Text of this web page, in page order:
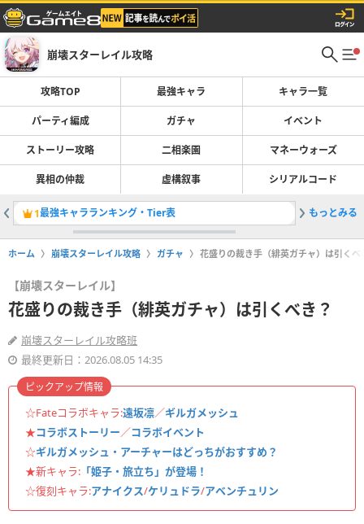
崩壊スターレイル攻略
攻略TOP 最強キャラ キャラ一覧
パーティ編成 ガチャ イベント
ストーリー攻略 二相楽園 マネーウォーズ
異相の仲裁 虚構叙事 シリアルコード
1最強キャラランキング・Tier表 2姫子・
もっとみる
ホーム 崩壊スターレイル攻略 ガチャ 花盛りの裁き手（緋英ガチャ）は引くべ
【崩壊スターレイル】
花盛りの裁き手（緋英ガチャ）は引くべき？
崩壊スターレイル攻略班
最終更新日：2026.08.05 14:35
☆Fateコラボキャラ:遠坂凛／ギルガメッシュ
★コラボストーリー／コラボイベント
☆ギルガメッシュ・アーチャーはどっちがおすすめ？
★新キャラ: 「姫子・旅立ち」が登場！
☆復刻キャラ:アナイクス/ケリュドラ/アベンチュリン
ピックアップ情報